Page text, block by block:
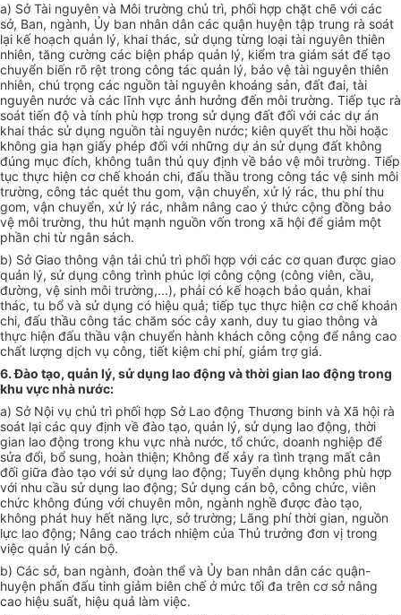
a) Sở Tài nguyên và Môi trường chủ trì, phối hợp chặt chẽ với các
sở, Ban, ngành, Ủy ban nhân dân các quận huyện tập trung rà soát
lại kế hoạch quản lý, khai thác, sử dụng từng loại tài nguyên thiên
nhiên, tăng cường các biện pháp quản lý, kiểm tra giám sát để tạo
chuyển biến rõ rệt trong công tác quản lý, bảo vệ tài nguyên thiên
nhiên, chú trọng các nguồn tài nguyên khoáng sản, đất đai, tài
nguyên nước và các lĩnh vực ảnh hưởng đến môi trường. Tiếp tục rà
soát tiến độ và tính phù hợp trong sử dụng đất đối với các dự án
khai thác sử dụng nguồn tài nguyên nước; kiên quyết thu hồi hoặc
không gia hạn giấy phép đối với những dự án sử dụng đất không
đúng mục đích, không tuân thủ quy định về bảo vệ môi trường. Tiếp
tục thực hiện cơ chế khoán chi, đấu thầu trong công tác vệ sinh môi
trường, công tác quét thu gom, vận chuyển, xử lý rác, thu phí thu
gom, vận chuyển, xử lý rác, nhằm nâng cao ý thức cộng đồng bảo
vệ môi trường, thu hút mạnh nguồn vốn trong xã hội để giảm một
phần chi từ ngân sách.
b) Sở Giao thông vận tải chủ trì phối hợp với các cơ quan được giao
quản lý, sử dụng công trình phúc lợi công cộng (công viên, cầu,
đường, vệ sinh môi trường,...), phải có kế hoạch bảo quản, khai
thác, tu bổ và sử dụng có hiệu quả; tiếp tục thực hiện cơ chế khoán
chi, đấu thầu công tác chăm sóc cây xanh, duy tu giao thông và
thực hiện đấu thầu vận chuyển hành khách công cộng để nâng cao
chất lượng dịch vụ công, tiết kiệm chi phí, giảm trợ giá.
6. Đào tạo, quản lý, sử dụng lao động và thời gian lao động trong
khu vực nhà nước:
a) Sở Nội vụ chủ trì phối hợp Sở Lao động Thương binh và Xã hội rà
soát lại các quy định về đào tạo, quản lý, sử dụng lao động, thời
gian lao động trong khu vực nhà nước, tổ chức, doanh nghiệp để
sửa đổi, bổ sung, hoàn thiện; Không để xảy ra tình trạng mất cân
đối giữa đào tạo với sử dụng lao động; Tuyển dụng không phù hợp
với nhu cầu sử dụng lao động; Sử dụng cán bộ, công chức, viên
chức không đúng với chuyên môn, ngành nghề được đào tạo,
không phát huy hết năng lực, sở trường; Lãng phí thời gian, nguồn
lực lao động; Nâng cao trách nhiệm của Thủ trưởng đơn vị trong
việc quản lý cán bộ.
b) Các sở, ban ngành, đoàn thể và Ủy ban nhân dân các quận-
huyện phấn đấu tinh giảm biên chế ở mức tối đa trên cơ sở nâng
cao hiệu suất, hiệu quả làm việc.